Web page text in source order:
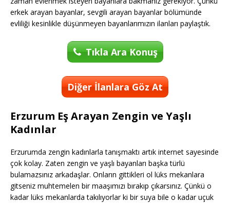
erkek arayan bayanlar, sevgili arayan bayanlar bölümünde
evliliği kesinlikle düşünmeyen bayanlarımızın ilanları paylaştık.
Tıkla Ara Konuş
Diğer İlanlara Göz At
Erzurum Eş Arayan Zengin ve Yaşlı
Kadınlar
Erzurumda zengin kadınlarla tanışmaktı artık internet sayesinde
çok kolay. Zaten zengin ve yaşlı bayanları başka türlü
bulamazsınız arkadaşlar. Onların gittikleri ol lüks mekanlara
gitseniz muhtemelen bir maaşımızı bırakıp çıkarsınız. Çünkü o
kadar lüks mekanlarda takılıyorlar ki bir suya bile o kadar uçuk